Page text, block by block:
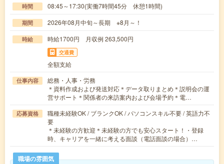
時間 08:45～17:30(実働7時間45分 休憩1時間)
期間 2026年08月中旬～長期 ※8月～！
時給 時給1700円 月収例 263,500円
交通費
全額支給
仕事内容
総務・人事・労務
＊資料作成および発送対応＊データ取りまとめ＊説明会の運
営サポート＊関係者の来訪案内および会場予約＊電…
応募資格
職種未経験OK / ブランクOK / パソコンスキル不要 / 英語力不
要
＊未経験の方歓迎＊未経験の方でも安心スタート！・登録
時、キャリアを一緒に考える面談（電話面談の場合）…
職場の雰囲気